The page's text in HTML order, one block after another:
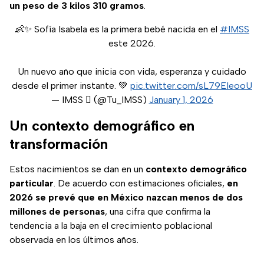
un peso de 3 kilos 310 gramos.
👶✨ Sofía Isabela es la primera bebé nacida en el #IMSS
este 2026.
Un nuevo año que inicia con vida, esperanza y cuidado
desde el primer instante. 💚 pic.twitter.com/sL79EIeooU
— IMSS  (@Tu_IMSS) January 1, 2026
Un contexto demográfico en
transformación
Estos nacimientos se dan en un contexto demográfico
particular. De acuerdo con estimaciones oficiales, en
2026 se prevé que en México nazcan menos de dos
millones de personas, una cifra que confirma la
tendencia a la baja en el crecimiento poblacional
observada en los últimos años.